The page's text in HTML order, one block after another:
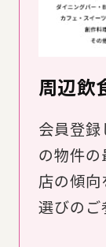
周辺飲
会員登録
の物件
店の傾
選びのご